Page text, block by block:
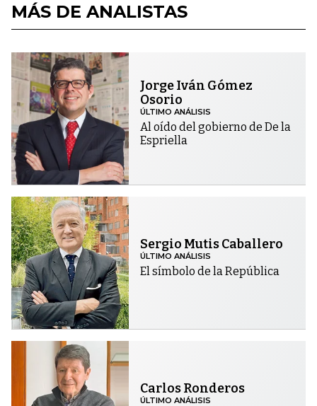
MÁS DE ANALISTAS
Jorge Iván Gómez
Osorio
ÚLTIMO ANÁLISIS
Al oído del gobierno de De la
Espriella
Sergio Mutis Caballero
ÚLTIMO ANÁLISIS
El símbolo de la República
Carlos Ronderos
ÚLTIMO ANÁLISIS